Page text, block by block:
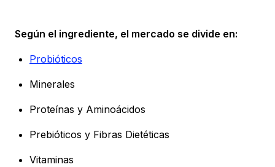
Según el ingrediente, el mercado se divide en:
Probióticos
Minerales
Proteínas y Aminoácidos
Prebióticos y Fibras Dietéticas
Vitaminas